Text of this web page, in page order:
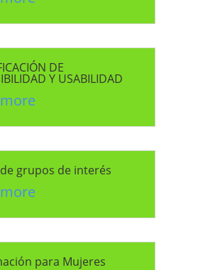
DE
Y USABILIDAD
grupos de interés
para Mujeres